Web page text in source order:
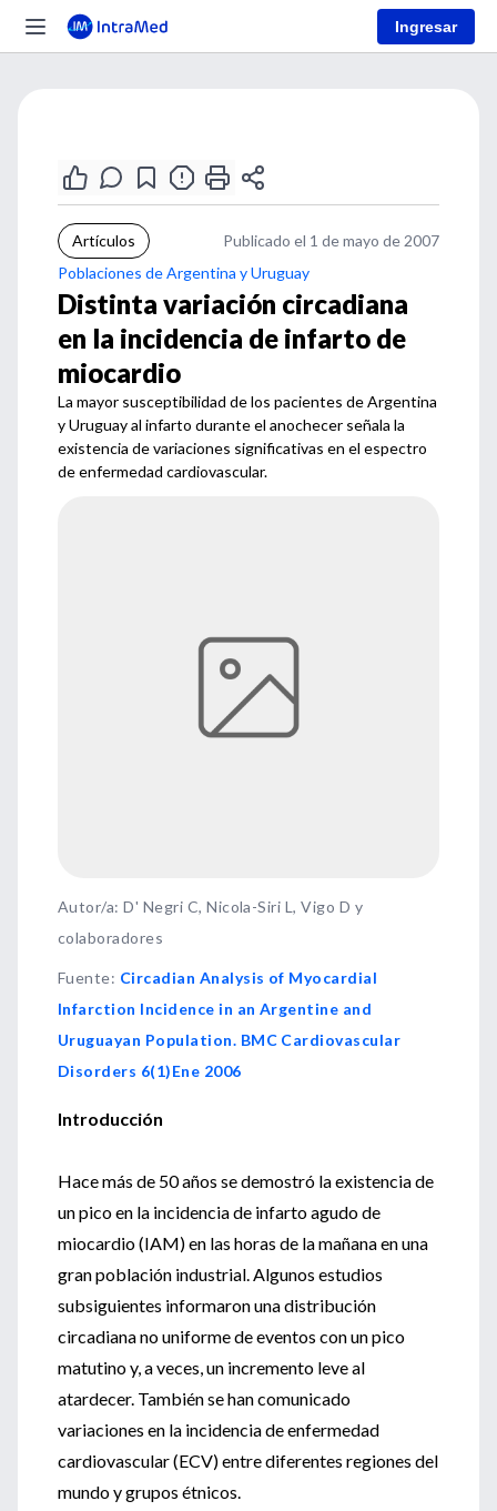
Ingresar
Artículos
Publicado el 1 de mayo de 2007
Poblaciones de Argentina y Uruguay
Distinta variación circadiana
en la incidencia de infarto de
miocardio
La mayor susceptibilidad de los pacientes de Argentina
y Uruguay al infarto durante el anochecer señala la
existencia de variaciones significativas en el espectro
de enfermedad cardiovascular.
Autor/a: D' Negri C, Nicola-Siri L, Vigo D y
colaboradores
Fuente: Circadian Analysis of Myocardial
Infarction Incidence in an Argentine and
Uruguayan Population. BMC Cardiovascular
Disorders 6(1)Ene 2006
Introducción
Hace más de 50 años se demostró la existencia de
un pico en la incidencia de infarto agudo de
miocardio (IAM) en las horas de la mañana en una
gran población industrial. Algunos estudios
subsiguientes informaron una distribución
circadiana no uniforme de eventos con un pico
matutino y, a veces, un incremento leve al
atardecer. También se han comunicado
variaciones en la incidencia de enfermedad
cardiovascular (ECV) entre diferentes regiones del
mundo y grupos étnicos.